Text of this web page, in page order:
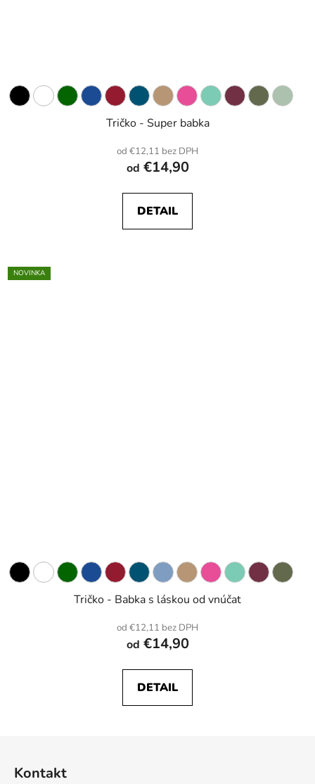
Tričko - Super babka
od €12,11 bez DPH
od €14,90
DETAIL
NOVINKA
Tričko - Babka s láskou od vnúčat
od €12,11 bez DPH
od €14,90
DETAIL
Kontakt